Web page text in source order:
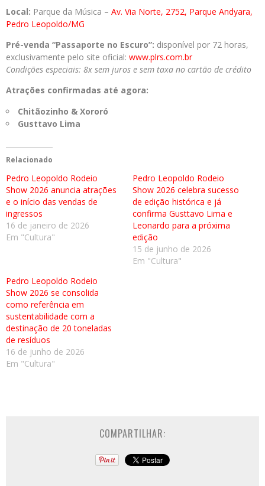
Local: Parque da Música – Av. Via Norte, 2752, Parque Andyara,
Pedro Leopoldo/MG
Pré-venda “Passaporte no Escuro”: disponível por 72 horas,
exclusivamente pelo site oficial: www.plrs.com.br
Condições especiais: 8x sem juros e sem taxa no cartão de crédito
Atrações confirmadas até agora:
Chitãozinho & Xororó
Gusttavo Lima
Relacionado
Pedro Leopoldo Rodeio
Show 2026 anuncia atrações
e o início das vendas de
ingressos
16 de janeiro de 2026
Em "Cultura"
Pedro Leopoldo Rodeio
Show 2026 celebra sucesso
de edição histórica e já
confirma Gusttavo Lima e
Leonardo para a próxima
edição
15 de junho de 2026
Em "Cultura"
Pedro Leopoldo Rodeio
Show 2026 se consolida
como referência em
sustentabilidade com a
destinação de 20 toneladas
de resíduos
16 de junho de 2026
Em "Cultura"
COMPARTILHAR: